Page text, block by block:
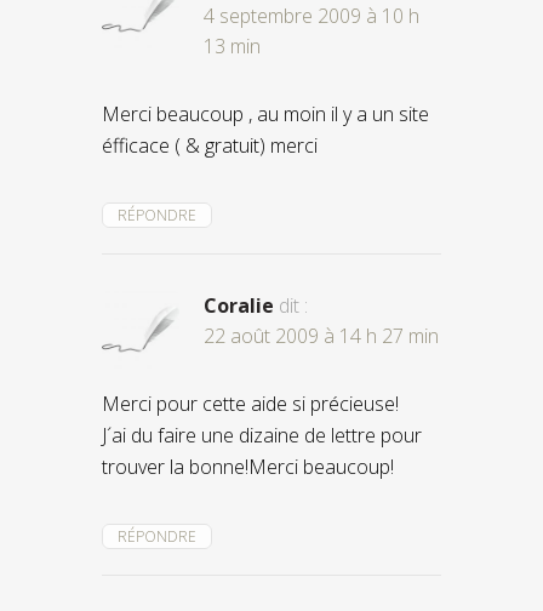
4 septembre 2009 à 10 h
13 min
Merci beaucoup , au moin il y a un site
éfficace ( & gratuit) merci
RÉPONDRE
Coralie dit :
22 août 2009 à 14 h 27 min
Merci pour cette aide si précieuse!
J´ai du faire une dizaine de lettre pour
trouver la bonne!Merci beaucoup!
RÉPONDRE